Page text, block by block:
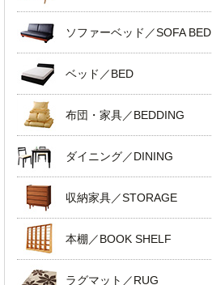
ソファーベッド／SOFA BED
ベッド／BED
布団・家具／BEDDING
ダイニング／DINING
収納家具／STORAGE
本棚／BOOK SHELF
ラグマット／RUG